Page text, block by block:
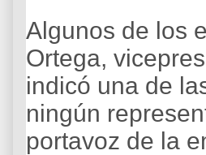
Algunos de los
Ortega,
indicó una de
ningún
portavoz de la